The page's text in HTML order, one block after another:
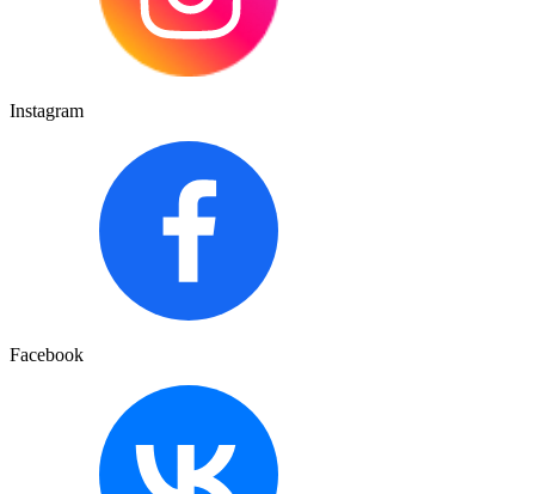
Instagram
Facebook